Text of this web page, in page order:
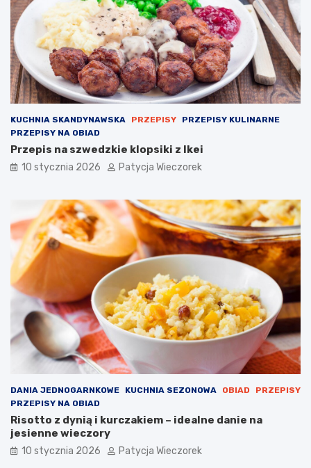
KUCHNIA SKANDYNAWSKA PRZEPISY
PRZEPISY KULINARNE
PRZEPISY NA OBIAD
Przepis na szwedzkie klopsiki z Ikei
10 stycznia 2026 Patycja Wieczorek
DANIA JEDNOGARNKOWE KUCHNIA SEZONOWA OBIAD
PRZEPISY
PRZEPISY NA OBIAD
Risotto z dynią i kurczakiem – idealne danie na
jesienne wieczory
10 stycznia 2026 Patycja Wieczorek